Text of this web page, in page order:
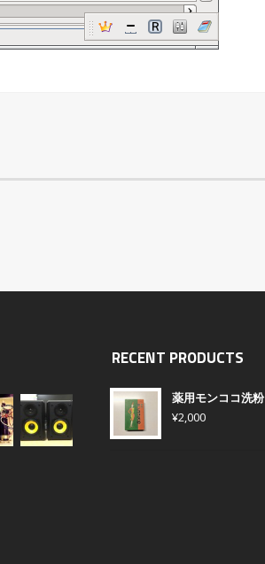
RECENT PRODUCTS
薬用モンココ洗粉
¥2,000